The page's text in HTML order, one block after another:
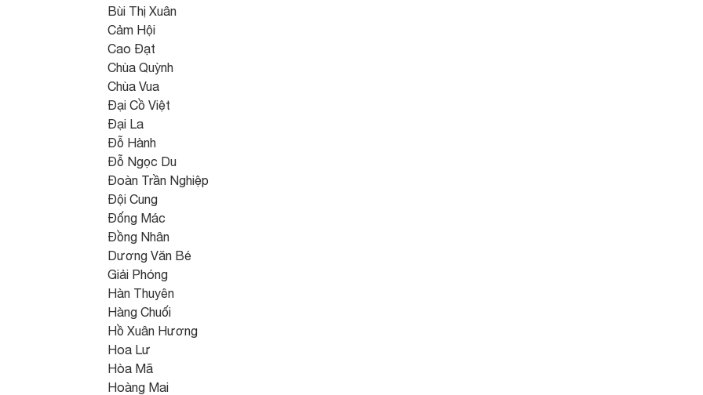
Bùi Thị Xuân
Cảm Hội
Cao Đạt
Chùa Quỳnh
Chùa Vua
Đại Cồ Việt
Đại La
Đỗ Hành
Đỗ Ngọc Du
Đoàn Trần Nghiệp
Đội Cung
Đống Mác
Đồng Nhân
Dương Văn Bé
Giải Phóng
Hàn Thuyên
Hàng Chuối
Hồ Xuân Hương
Hoa Lư
Hòa Mã
Hoàng Mai